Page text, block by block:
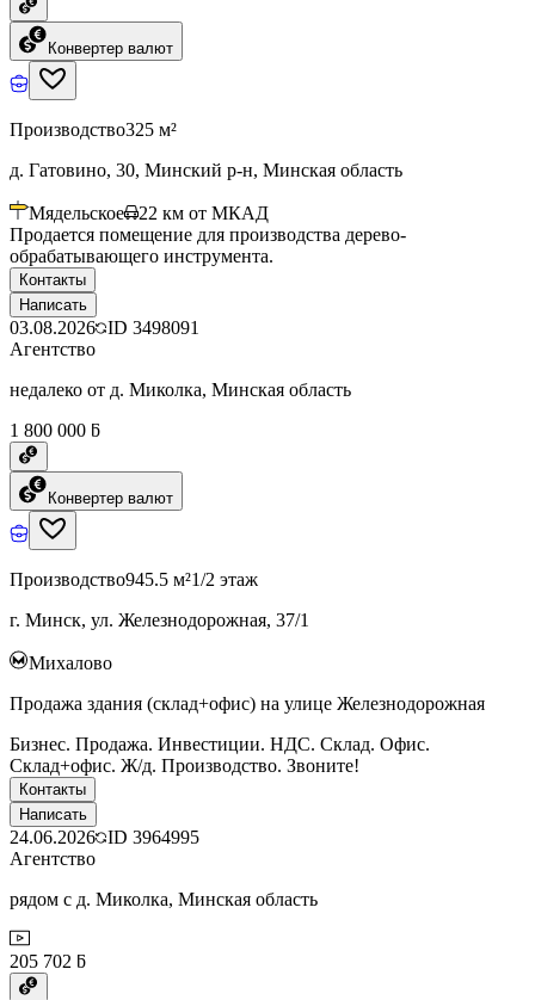
Конвертер валют
Производство325 м²
д. Гатовино, 30, Минский р-н, Минская область
Мядельское 22 км от МКАД
Продается помещение для производства дерево-
обрабатывающего инструмента.
Контакты
Написать
03.08.2026 ID 3498091
Агентство
недалеко от д. Миколка, Минская область
1 800 000 ƃ
Конвертер валют
Производство945.5 м²1/2 этаж
г. Минск, ул. Железнодорожная, 37/1
Михалово
Продажа здания (склад+офис) на улице Железнодорожная
Бизнес. Продажа. Инвестиции. НДС. Склад. Офис.
Склад+офис. Ж/д. Производство. Звоните!
Контакты
Написать
24.06.2026 ID 3964995
Агентство
рядом с д. Миколка, Минская область
205 702 ƃ